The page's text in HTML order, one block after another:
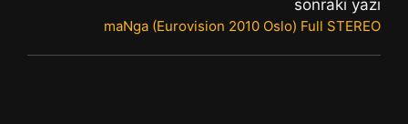
sonraki yazı
maNga (Eurovision 2010 Oslo) Full STEREO